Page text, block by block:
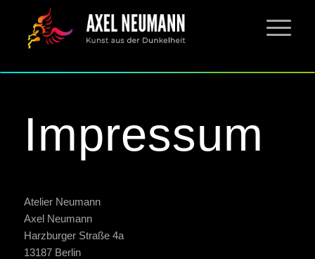
Impressum
Atelier Neumann
Axel Neumann
Harzburger Straße 4a
13187 Berlin